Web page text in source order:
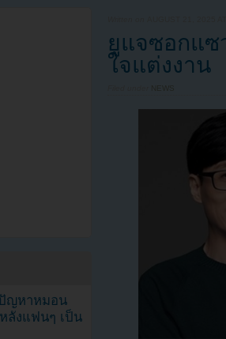
ยูแจซอกแซ
ใจแต่งงาน
NEWS
ปัญหาหมอน
ลังแฟนๆ เป็น